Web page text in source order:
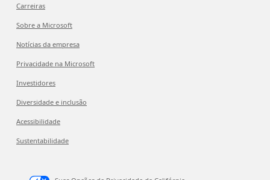
Carreiras
Sobre a Microsoft
Notícias da empresa
Privacidade na Microsoft
Investidores
Diversidade e inclusão
Acessibilidade
Sustentabilidade